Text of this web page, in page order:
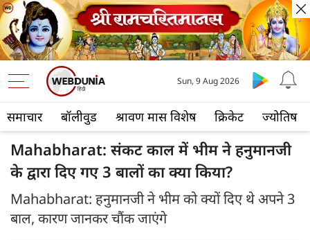
समाचार बॉलीवुड श्रावण मास विशेष क्रिकेट ज्योतिष
Sun, 9 Aug 2026
Mahabharat: संकट काल में भीम ने हनुमानजी
के द्वारा दिए गए 3 बालों का क्या किया?
Mahabharat: हनुमानजी ने भीम को क्यों दिए थे अपने 3
बाल, कारण जानकर चौंक जाएंगे